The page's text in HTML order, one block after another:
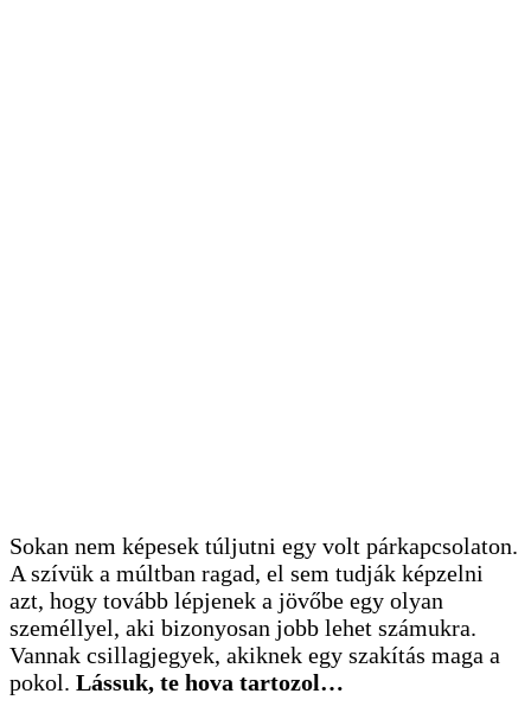
Sokan nem képesek túljutni egy volt párkapcsolaton.
A szívük a múltban ragad, el sem tudják képzelni
azt, hogy tovább lépjenek a jövőbe egy olyan
személlyel, aki bizonyosan jobb lehet számukra.
Vannak csillagjegyek, akiknek egy szakítás maga a
pokol. Lássuk, te hova tartozol…